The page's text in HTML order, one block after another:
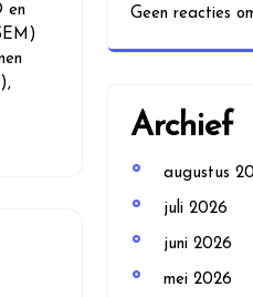
en
Geen reacties
Archief
augustus
juli 2026
juni 2026
mei 2026